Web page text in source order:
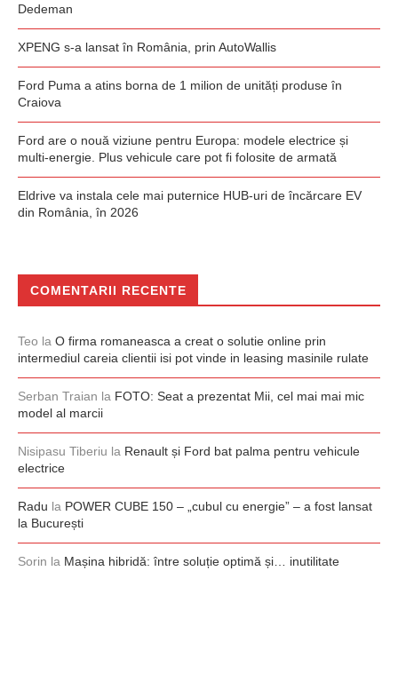
Dedeman
XPENG s-a lansat în România, prin AutoWallis
Ford Puma a atins borna de 1 milion de unități produse în
Craiova
Ford are o nouă viziune pentru Europa: modele electrice și
multi-energie. Plus vehicule care pot fi folosite de armată
Eldrive va instala cele mai puternice HUB-uri de încărcare EV
din România, în 2026
COMENTARII RECENTE
Teo la O firma romaneasca a creat o solutie online prin
intermediul careia clientii isi pot vinde in leasing masinile rulate
Serban Traian la FOTO: Seat a prezentat Mii, cel mai mai mic
model al marcii
Nisipasu Tiberiu la Renault și Ford bat palma pentru vehicule
electrice
Radu la POWER CUBE 150 – „cubul cu energie” – a fost lansat
la București
Sorin la Mașina hibridă: între soluție optimă și… inutilitate